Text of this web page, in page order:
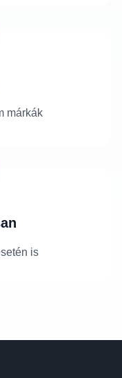
márkák
is